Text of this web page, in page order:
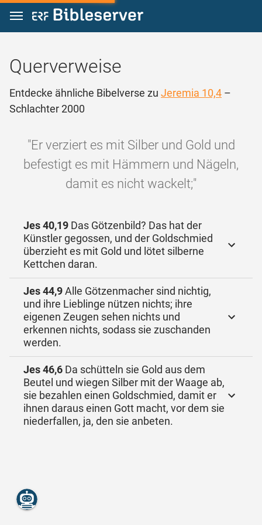
Zum Inhalt springen
Querverweise
Entdecke ähnliche Bibelverse zu Jeremia 10,4 –
Schlachter 2000
"Er verziert es mit Silber und Gold und
befestigt es mit Hämmern und Nägeln,
damit es nicht wackelt;"
Jes 40,19 Das Götzenbild? Das hat der
Künstler gegossen, und der Goldschmied
überzieht es mit Gold und lötet silberne
Kettchen daran.
Jes 44,9Alle Götzenmacher sind nichtig,
und ihre Lieblinge nützen nichts; ihre
eigenen Zeugen sehen nichts und
erkennen nichts, sodass sie zuschanden
werden.
Jes 46,6 Da schütteln sie Gold aus dem
Beutel und wiegen Silber mit der Waage ab,
sie bezahlen einen Goldschmied, damit er
ihnen daraus einen Gott macht, vor dem sie
niederfallen, ja, den sie anbeten.